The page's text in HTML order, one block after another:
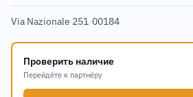
Via Nazionale 251·00184
Проверить наличие
Перейдёте к партнёру